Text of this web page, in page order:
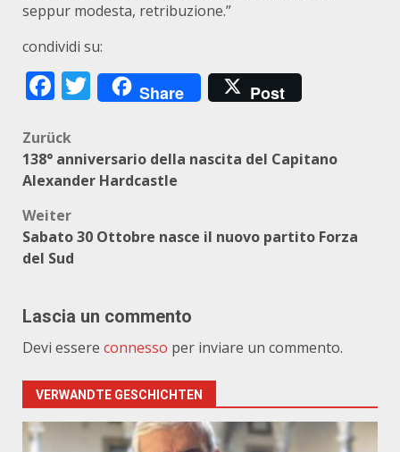
seppur modesta, retribuzione.”
condividi su:
Facebook
Twitter
Share Post
Beitragsnavigation
Zurück
138° anniversario della nascita del Capitano
Alexander Hardcastle
Weiter
Sabato 30 Ottobre nasce il nuovo partito Forza
del Sud
Lascia un commento
Devi essere connesso per inviare un commento.
VERWANDTE GESCHICHTEN